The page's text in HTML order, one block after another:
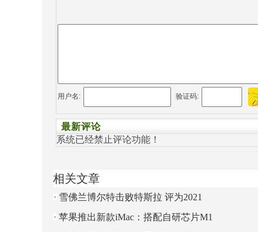
用户名: 验证码:
最新评论
系统已经禁止评论功能！
相关文章
雪佛兰博尔特击败特斯拉 评为2021
U.S. News最佳电动汽车
苹果推出新款iMac：搭配自研芯片M1